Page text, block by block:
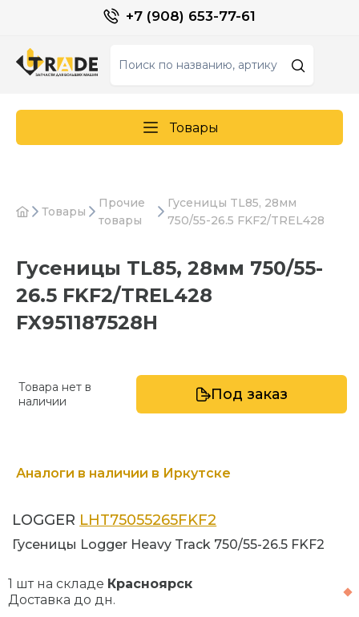
+7 (908) 653-77-61
Товары
Товары
Прочие
товары
Гусеницы TL85, 28мм
750/55-26.5 FKF2/TREL428
Гусеницы TL85, 28мм 750/55-
26.5 FKF2/TREL428
FX951187528H
Товара нет в
наличии
Под заказ
Аналоги в наличии в Иркутске
LOGGER LHT75055265FKF2
Гусеницы Logger Heavy Track 750/55-26.5 FKF2
1 шт на складе Красноярск
Доставка додн.